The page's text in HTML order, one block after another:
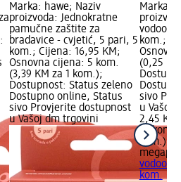
Marka: hawe; Naziv
proizvoda: Jednokratne
pamučne zaštite za
bradavice - cvjetić, 5 pari, 5
kom.; Cijena: 16,95 KM;
Osnovna cijena: 5 kom.
(3,39 KM za 1 kom.);
Dostupnost: Status zeleno
Dostupno online, Status
sivo Provjerite dostupnost
u Vašoj dm trgovini
Marka:
kom.;
(0,25
sivo
u Vašoj
2,45 KM
10 kom.
kom.)
kom.